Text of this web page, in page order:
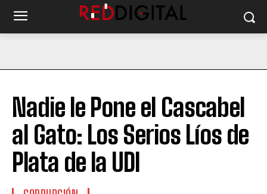
Nadie le Pone el Cascabel
al Gato: Los Serios Líos de
Plata de la UDI